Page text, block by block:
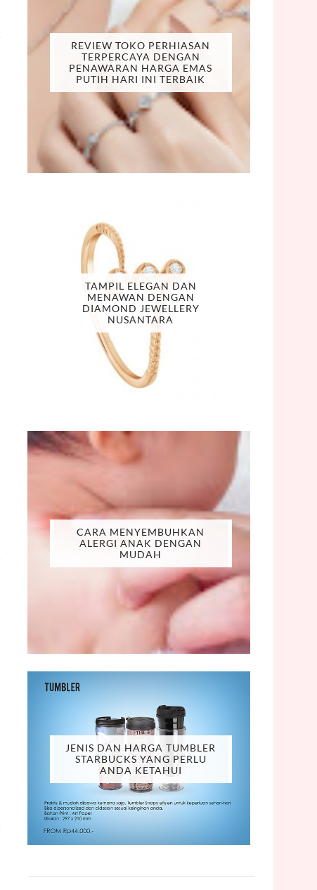
REVIEW TOKO PERHIASAN
TERPERCAYA DENGAN
PENAWARAN HARGA EMAS
PUTIH HARI INI TERBAIK
TAMPIL ELEGAN DAN
MENAWAN DENGAN
DIAMOND JEWELLERY
NUSANTARA
CARA MENYEMBUHKAN
ALERGI ANAK DENGAN
MUDAH
JENIS DAN HARGA TUMBLER
STARBUCKS YANG PERLU
ANDA KETAHUI